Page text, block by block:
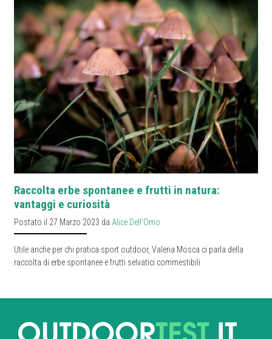
Raccolta erbe spontanee e frutti in natura:
vantaggi e curiosità
Postato il 27 Marzo 2023 da Alice Dell'Omo
Utile anche per chi pratica sport outdoor, Valeria Mosca ci parla della
raccolta di erbe spontanee e frutti selvatici commestibili